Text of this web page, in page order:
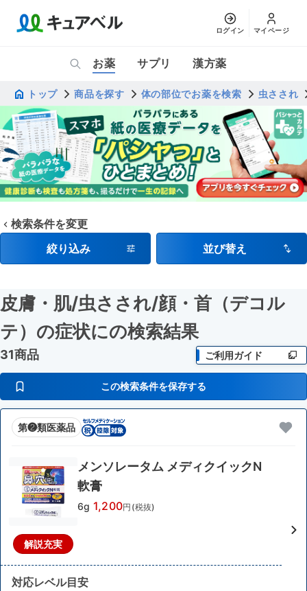
ログイン マイページ
お薬 サプリ 漢方薬
トップ 商品を探す 体の部位でお薬を検索 虫さされ
検索条件を変更
絞り込み
並び替え
皮膚・肌/虫さされ/顔・首（デコル
テ）の症状にの検索結果
31商品 ご利用ガイド
この検索条件を保存する
第❷類医薬品
解説充実
メンソレータム メディクイックN
軟膏
6g 1,200円(税抜)
対応レベル目安